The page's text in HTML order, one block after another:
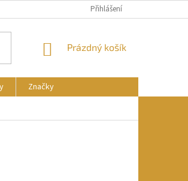
KDE NÁS NAJDETE
Přihlášení
NÁKUPNÍ
Prázdný košík
Značky